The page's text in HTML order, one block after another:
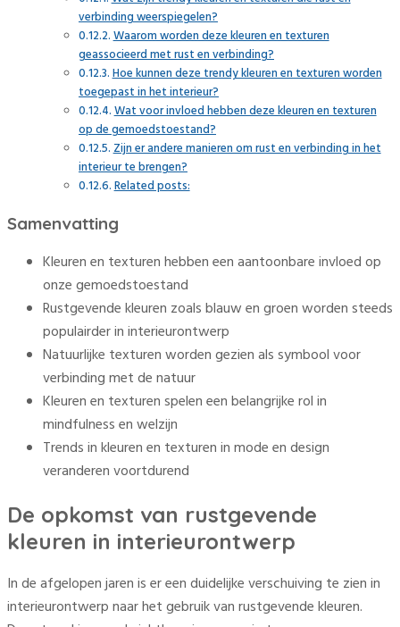
verbinding weerspiegelen?
Waarom worden deze kleuren en texturen
geassocieerd met rust en verbinding?
Hoe kunnen deze trendy kleuren en texturen worden
toegepast in het interieur?
Wat voor invloed hebben deze kleuren en texturen
op de gemoedstoestand?
Zijn er andere manieren om rust en verbinding in het
interieur te brengen?
Related posts:
Samenvatting
Kleuren en texturen hebben een aantoonbare invloed op
onze gemoedstoestand
Rustgevende kleuren zoals blauw en groen worden steeds
populairder in interieurontwerp
Natuurlijke texturen worden gezien als symbool voor
verbinding met de natuur
Kleuren en texturen spelen een belangrijke rol in
mindfulness en welzijn
Trends in kleuren en texturen in mode en design
veranderen voortdurend
De opkomst van rustgevende
kleuren in interieurontwerp
In de afgelopen jaren is er een duidelijke verschuiving te zien in
interieurontwerp naar het gebruik van rustgevende kleuren.